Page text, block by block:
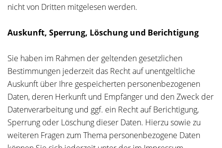
nicht von Dritten mitgelesen werden.
Auskunft, Sperrung, Löschung und Berichtigung
Sie haben im Rahmen der geltenden gesetzlichen
Bestimmungen jederzeit das Recht auf unentgeltliche
Auskunft über Ihre gespeicherten personenbezogenen
Daten, deren Herkunft und Empfänger und den Zweck der
Datenverarbeitung und ggf. ein Recht auf Berichtigung,
Sperrung oder Löschung dieser Daten. Hierzu sowie zu
weiteren Fragen zum Thema personenbezogene Daten